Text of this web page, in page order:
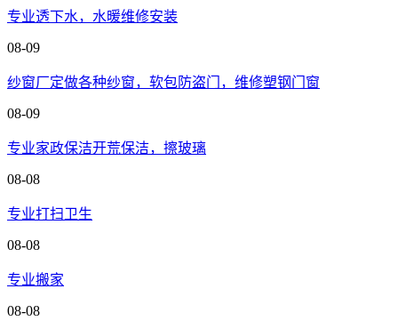
专业透下水，水暖维修安装
08-09
纱窗厂定做各种纱窗，软包防盗门，维修塑钢门窗
08-09
专业家政保洁开荒保洁，擦玻璃
08-08
专业打扫卫生
08-08
专业搬家
08-08